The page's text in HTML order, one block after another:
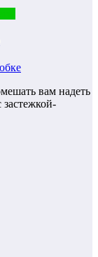
вам надеть